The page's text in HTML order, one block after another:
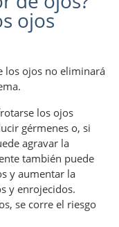
ojos
los ojos no eliminará
los ojos
gérmenes o, si
agravar la
también puede
y aumentar la
y enrojecidos.
se corre el riesgo